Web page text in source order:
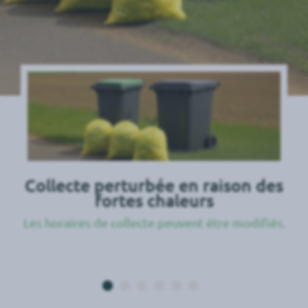
Collecte perturbée en raison des
fortes chaleurs
Les horaires de collecte peuvent être modifiés.